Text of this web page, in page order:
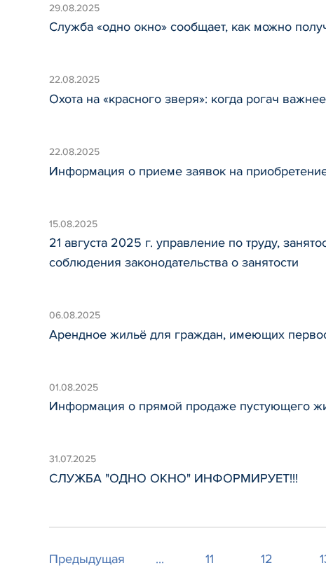
29.08.2025
Служба «одно окно» сообщает, как можно
22.08.2025
Охота на «красного зверя»: когда рогач
22.08.2025
Информация о приеме заявок на
15.08.2025
21 августа 2025 г. управление по труду,
соблюдения законодательства о занятости
06.08.2025
Арендное жильё для граждан, имеющих
01.08.2025
Информация о прямой продаже пустующего
31.07.2025
СЛУЖБА "ОДНО ОКНО" ИНФОРМИРУЕТ!!!
Предыдущая ... 11 12